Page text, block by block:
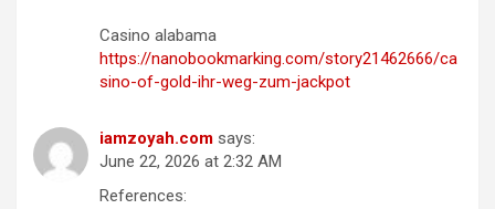
Casino alabama
https://nanobookmarking.com/story21462666/ca
sino-of-gold-ihr-weg-zum-jackpot
iamzoyah.com says:
June 22, 2026 at 2:32 AM
References: